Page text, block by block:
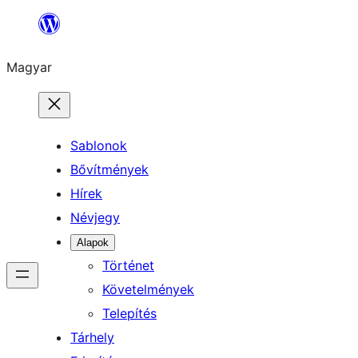
Ugrás
tartalomhoz
Magyar
Sablonok
Bővítmények
Hírek
Névjegy
Alapok
Történet
Követelmények
Telepítés
Tárhely